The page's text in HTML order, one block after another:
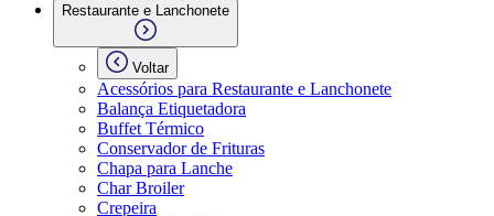
Restaurante e Lanchonete
Voltar
Acessórios para Restaurante e Lanchonete
Balança Etiquetadora
Buffet Térmico
Conservador de Frituras
Chapa para Lanche
Char Broiler
Crepeira